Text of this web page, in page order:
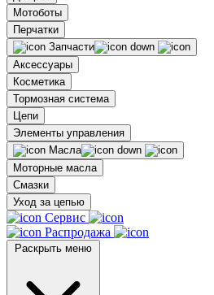
Мотоботы
Перчатки
Запчасти
Аксессуары
Косметика
Тормозная система
Цепи
Элементы управления
Масла
Моторные масла
Смазки
Уход за цепью
Сервис
Распродажа